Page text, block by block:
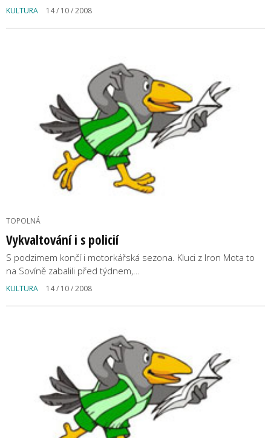
KULTURA 14 / 10 / 2008
TOPOLNÁ
Vykvaltování i s policií
S podzimem končí i motorkářská sezona. Kluci z Iron Mota to
na Sovíně zabalili před týdnem,…
KULTURA 14 / 10 / 2008